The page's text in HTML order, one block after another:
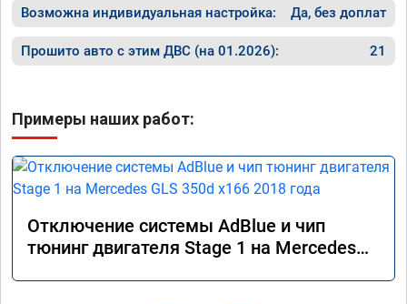
Возможна индивидуальная настройка: Да, без доплат
Прошито авто с этим ДВС (на 01.2026): 21
Примеры наших работ:
Отключение системы AdBlue и чип
тюнинг двигателя Stage 1 на Mercedes